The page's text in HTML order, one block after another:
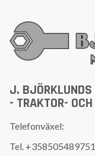
J.
- TRAKTOR-
Telefonväxel:
Tel. +358505489751